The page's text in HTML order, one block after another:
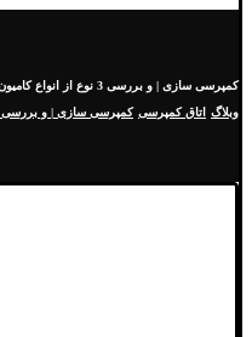
کمپرسی سازی | و بررسی 3 نوع از انواع کامیون کمپرسی !
وبلاگ اتاق کمپرسی کمپرسی سازی | و بررسی 3 نوع از انواع کامیون کمپرسی !